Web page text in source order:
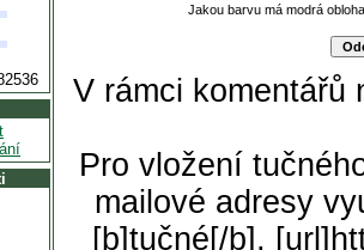
Jakou barvu má modrá
V rámci komentářů
Pro vložení
mailové adresy
[b]tučné[/b],